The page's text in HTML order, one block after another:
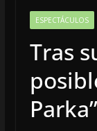
ESPECTÁCULOS
Tras
Parka”